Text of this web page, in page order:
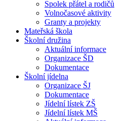
Spolek přátel a rodičů
Volnočasové aktivity
Granty a projekty
Mateřská škola
Školní družina
Aktuální informace
Organizace ŠD
Dokumentace
Školní jídelna
Organizace ŠJ
Dokumentace
Jídelní lístek ZŠ
Jídelní lístek MŠ